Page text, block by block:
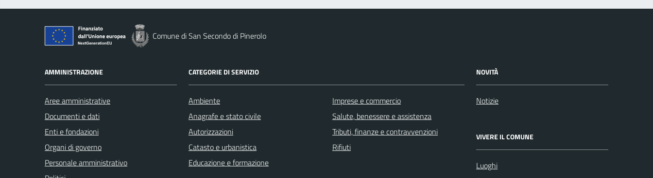
Comune di San Secondo di Pinerolo
AMMINISTRAZIONE
Aree amministrative
Documenti e dati
Enti e fondazioni
Organi di governo
Personale amministrativo
CATEGORIE DI SERVIZIO
Ambiente
Anagrafe e stato civile
Autorizzazioni
Catasto e urbanistica
Educazione e formazione
Imprese e commercio
Salute, benessere e assistenza
Tributi, finanze e contravvenzioni
Rifiuti
NOVITÀ
Notizie
VIVERE IL COMUNE
Luoghi